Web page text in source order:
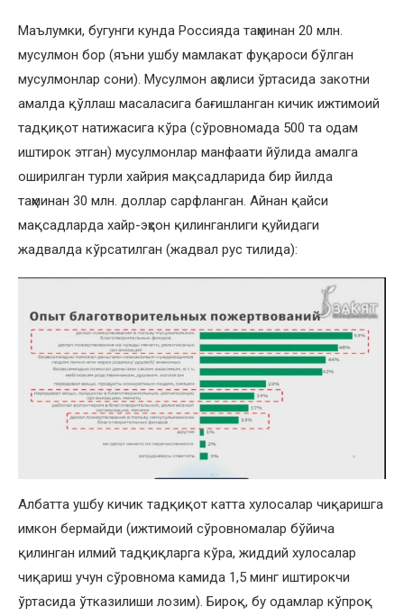
Маълумки, бугунги кунда Россияда таҳминан 20 млн.
мусулмон бор (яъни ушбу мамлакат фуқароси бўлган
мусулмонлар сони). Мусулмон аҳолиси ўртасида закотни
амалда қўллаш масаласига бағишланган кичик ижтимоий
тадқиқот натижасига кўра (сўровномада 500 та одам
иштирок этган) мусулмонлар манфаати йўлида амалга
оширилган турли хайрия мақсадларида бир йилда
таҳминан 30 млн. доллар сарфланган. Айнан қайси
мақсадларда хайр-эҳсон қилинганлиги қуйидаги
жадвалда кўрсатилган (жадвал рус тилида):
Албатта ушбу кичик тадқиқот катта хулосалар чиқаришга
имкон бермайди (ижтимоий сўровномалар бўйича
қилинган илмий тадқиқларга кўра, жиддий хулосалар
чиқариш учун сўровнома камида 1,5 минг иштирокчи
ўртасида ўтказилиши лозим). Бироқ, бу одамлар кўпроқ